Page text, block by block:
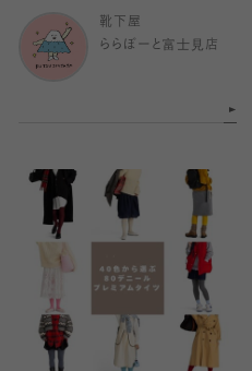
靴下屋
ららぽーと富士見店